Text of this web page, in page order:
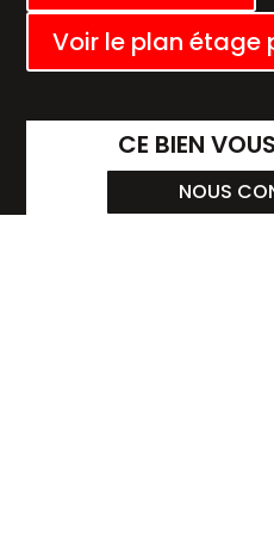
Voir le plan étage
CE BIEN
NOUS